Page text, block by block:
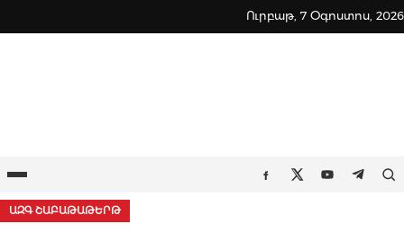
to
Ուրբաթ, 7 Օգոստոս, 2026
Ընտրացանկ Facebook
TwitterYoutube
ԱԶԳ ՇԱԲԱԹԱԹԵՐԹ